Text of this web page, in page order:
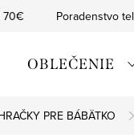
70€ Poradenstvo
OBLEČENIE
PRE BÁBÄTKO